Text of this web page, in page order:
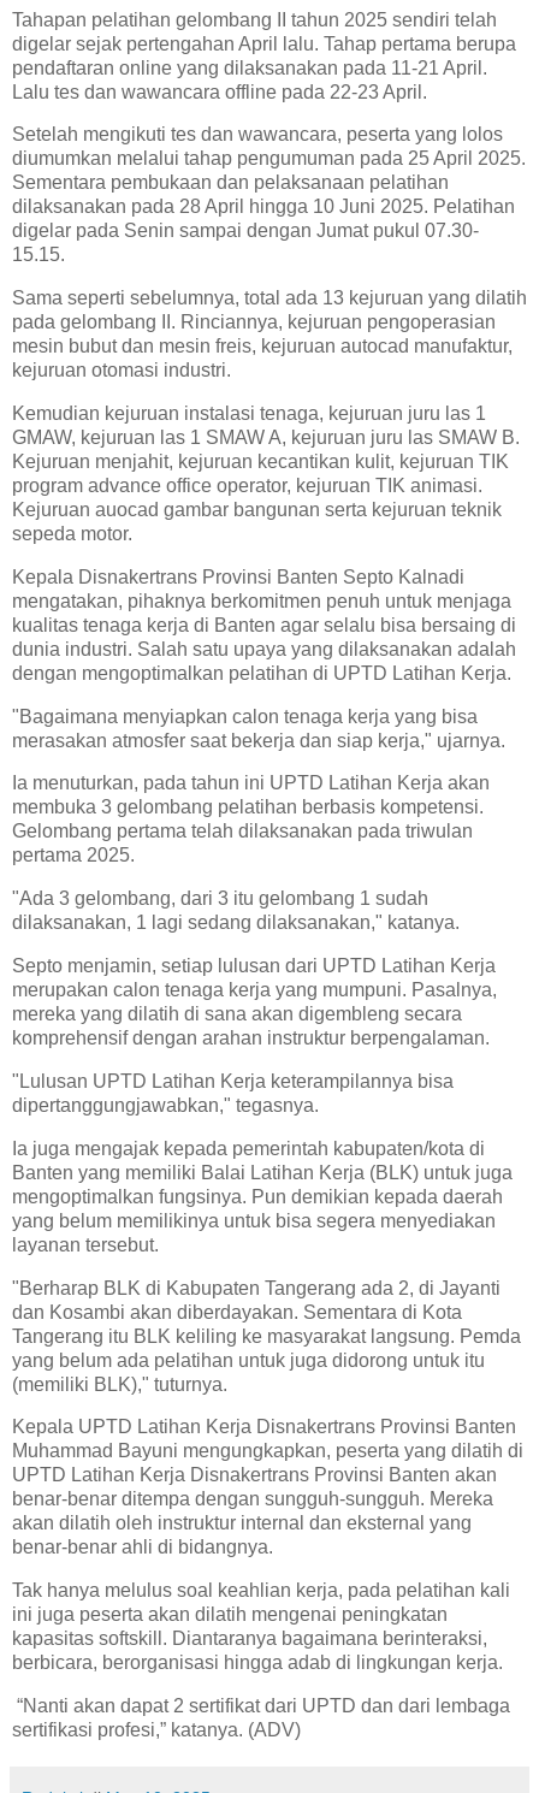
Tahapan pelatihan gelombang II tahun 2025 sendiri telah
digelar sejak pertengahan April lalu. Tahap pertama berupa
pendaftaran online yang dilaksanakan pada 11-21 April.
Lalu tes dan wawancara offline pada 22-23 April.
Setelah mengikuti tes dan wawancara, peserta yang lolos
diumumkan melalui tahap pengumuman pada 25 April 2025.
Sementara pembukaan dan pelaksanaan pelatihan
dilaksanakan pada 28 April hingga 10 Juni 2025. Pelatihan
digelar pada Senin sampai dengan Jumat pukul 07.30-
15.15.
Sama seperti sebelumnya, total ada 13 kejuruan yang dilatih
pada gelombang II. Rinciannya, kejuruan pengoperasian
mesin bubut dan mesin freis, kejuruan autocad manufaktur,
kejuruan otomasi industri.
Kemudian kejuruan instalasi tenaga, kejuruan juru las 1
GMAW, kejuruan las 1 SMAW A, kejuruan juru las SMAW B.
Kejuruan menjahit, kejuruan kecantikan kulit, kejuruan TIK
program advance office operator, kejuruan TIK animasi.
Kejuruan auocad gambar bangunan serta kejuruan teknik
sepeda motor.
Kepala Disnakertrans Provinsi Banten Septo Kalnadi
mengatakan, pihaknya berkomitmen penuh untuk menjaga
kualitas tenaga kerja di Banten agar selalu bisa bersaing di
dunia industri. Salah satu upaya yang dilaksanakan adalah
dengan mengoptimalkan pelatihan di UPTD Latihan Kerja.
"Bagaimana menyiapkan calon tenaga kerja yang bisa
merasakan atmosfer saat bekerja dan siap kerja," ujarnya.
Ia menuturkan, pada tahun ini UPTD Latihan Kerja akan
membuka 3 gelombang pelatihan berbasis kompetensi.
Gelombang pertama telah dilaksanakan pada triwulan
pertama 2025.
"Ada 3 gelombang, dari 3 itu gelombang 1 sudah
dilaksanakan, 1 lagi sedang dilaksanakan," katanya.
Septo menjamin, setiap lulusan dari UPTD Latihan Kerja
merupakan calon tenaga kerja yang mumpuni. Pasalnya,
mereka yang dilatih di sana akan digembleng secara
komprehensif dengan arahan instruktur berpengalaman.
"Lulusan UPTD Latihan Kerja keterampilannya bisa
dipertanggungjawabkan," tegasnya.
Ia juga mengajak kepada pemerintah kabupaten/kota di
Banten yang memiliki Balai Latihan Kerja (BLK) untuk juga
mengoptimalkan fungsinya. Pun demikian kepada daerah
yang belum memilikinya untuk bisa segera menyediakan
layanan tersebut.
"Berharap BLK di Kabupaten Tangerang ada 2, di Jayanti
dan Kosambi akan diberdayakan. Sementara di Kota
Tangerang itu BLK keliling ke masyarakat langsung. Pemda
yang belum ada pelatihan untuk juga didorong untuk itu
(memiliki BLK)," tuturnya.
Kepala UPTD Latihan Kerja Disnakertrans Provinsi Banten
Muhammad Bayuni mengungkapkan, peserta yang dilatih di
UPTD Latihan Kerja Disnakertrans Provinsi Banten akan
benar-benar ditempa dengan sungguh-sungguh. Mereka
akan dilatih oleh instruktur internal dan eksternal yang
benar-benar ahli di bidangnya.
Tak hanya melulus soal keahlian kerja, pada pelatihan kali
ini juga peserta akan dilatih mengenai peningkatan
kapasitas softskill. Diantaranya bagaimana berinteraksi,
berbicara, berorganisasi hingga adab di lingkungan kerja.
“Nanti akan dapat 2 sertifikat dari UPTD dan dari lembaga
sertifikasi profesi,” katanya. (ADV)